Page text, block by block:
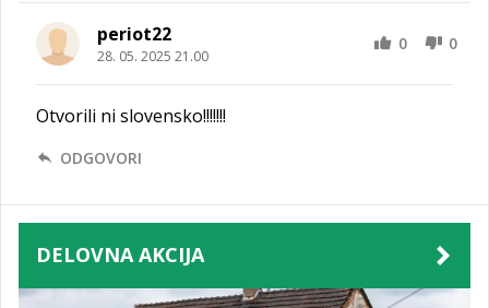
periot22
28. 05. 2025 21.00
0 0
Otvorili ni slovensko!!!!!!!
ODGOVORI
DELOVNA AKCIJA